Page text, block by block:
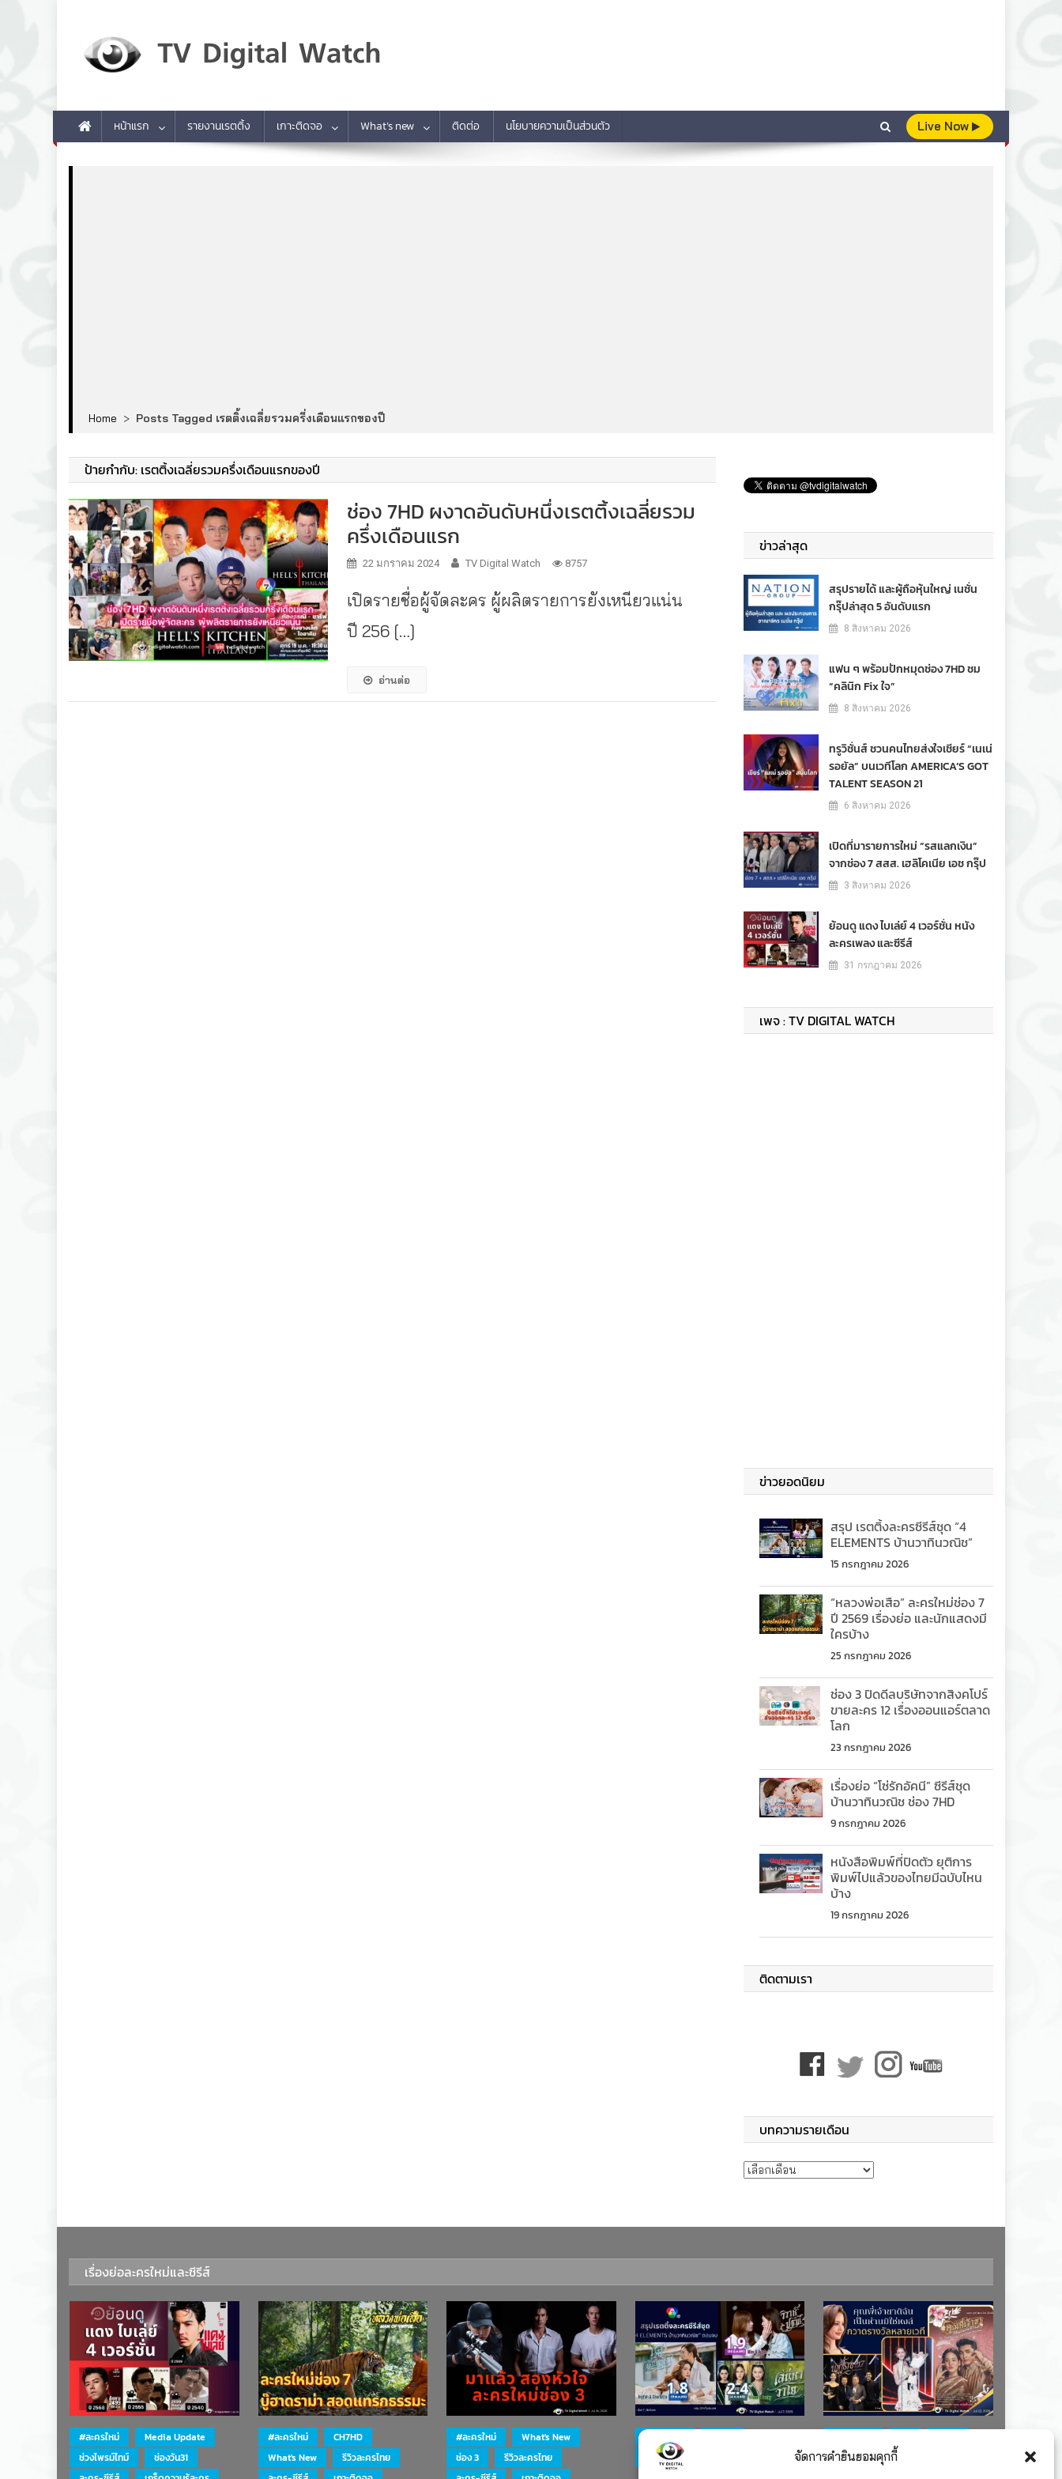
จัดการคำยินยอมคุกกี้
หน้าแรก รายงานเรตติ้ง เกาะติดจอ What’s new ติดต่อ นโยบายความเป็นส่วนตัว Live Now
Home > Posts Tagged เรตติ้งเฉลี่ยรวมครึ่งเดือนแรกของปี
ป้ายกำกับ: เรตติ้งเฉลี่ยรวมครึ่งเดือนแรกของปี
ช่อง 7HD ผงาดอันดับหนึ่งเรตติ้งเฉลี่ยรวม
ครึ่งเดือนแรก
22 มกราคม 2024 TV Digital Watch 8757
เปิดรายชื่อผู้จัดละคร ผู้ผลิตรายการยังเหนียวแน่น
ปี 256 […]
อ่านต่อ
ข่าวล่าสุด
สรุปรายได้ และผู้ถือหุ้นใหญ่ เนชั่น
กรุ๊ปล่าสุด 5 อันดับแรก
8 สิงหาคม 2026
แฟน ๆ พร้อมปักหมุดช่อง 7HD ชม
“คลินิก Fix ใจ”
8 สิงหาคม 2026
ทรูวิชั่นส์ ชวนคนไทยส่งใจเชียร์ “เนเน่
รอยัล” บนเวทีโลก AMERICA’S GOT
TALENT SEASON 21
6 สิงหาคม 2026
เปิดที่มารายการใหม่ “รสแลกเงิน”
จากช่อง 7 สสส. เฮลิโคเนีย เอช กรุ๊ป
3 สิงหาคม 2026
ย้อนดู แดง ไบเล่ย์ 4 เวอร์ชั่น หนัง
ละครเพลง และซีรีส์
31 กรกฎาคม 2026
เพจ : TV DIGITAL WATCH
ข่าวยอดนิยม
สรุป เรตติ้งละครซีรีส์ชุด “4
ELEMENTS บ้านวาทินวณิช”
15 กรกฎาคม 2026
“หลวงพ่อเสือ” ละครใหม่ช่อง 7
ปี 2569 เรื่องย่อ และนักแสดงมี
ใครบ้าง
25 กรกฎาคม 2026
ช่อง 3 ปิดดีลบริษัทจากสิงคโปร์
ขายละคร 12 เรื่องออนแอร์ตลาด
โลก
23 กรกฎาคม 2026
เรื่องย่อ “โซ่รักอัคนี” ซีรีส์ชุด
บ้านวาทินวณิช ช่อง 7HD
9 กรกฎาคม 2026
หนังสือพิมพ์ที่ปิดตัว ยุติการ
พิมพ์ไปแล้วของไทยมีฉบับไหน
บ้าง
19 กรกฎาคม 2026
ติดตามเรา
บทความรายเดือน
บทความรายเดือน
เรื่องย่อละครใหม่และซีรีส์
#ละครใหม่
Media Update
ช่วงไพรม์ไทม์
ช่องวัน31
#ละครใหม่
CH7HD
What's New
รีวิวละครไทย
#ละครใหม่
What's New
ช่อง 3
รีวิวละครไทย
ละคร-ซีรีส์
รางวัล
ละคร-ซีรีส์